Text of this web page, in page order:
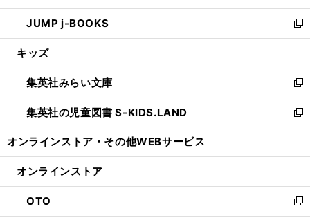
ウ
で
開
ン
ド
ウ
開
く
ウ
ィ
ン
ウ
で
開
く
し
い
ウ
ン
ド
ウ
で
JUMP j-BOOKS
新
し
ウ
ィ
ン
ド
開
キッズ
集英社みらい文庫
新
し
い
ン
ウ
で
開
集英社の児童図書 S-KIDS.LAND
新
ウ
ン
ド
ウ
オンラインストア・ その他WEBサービス
オンラインストア
OTO
新